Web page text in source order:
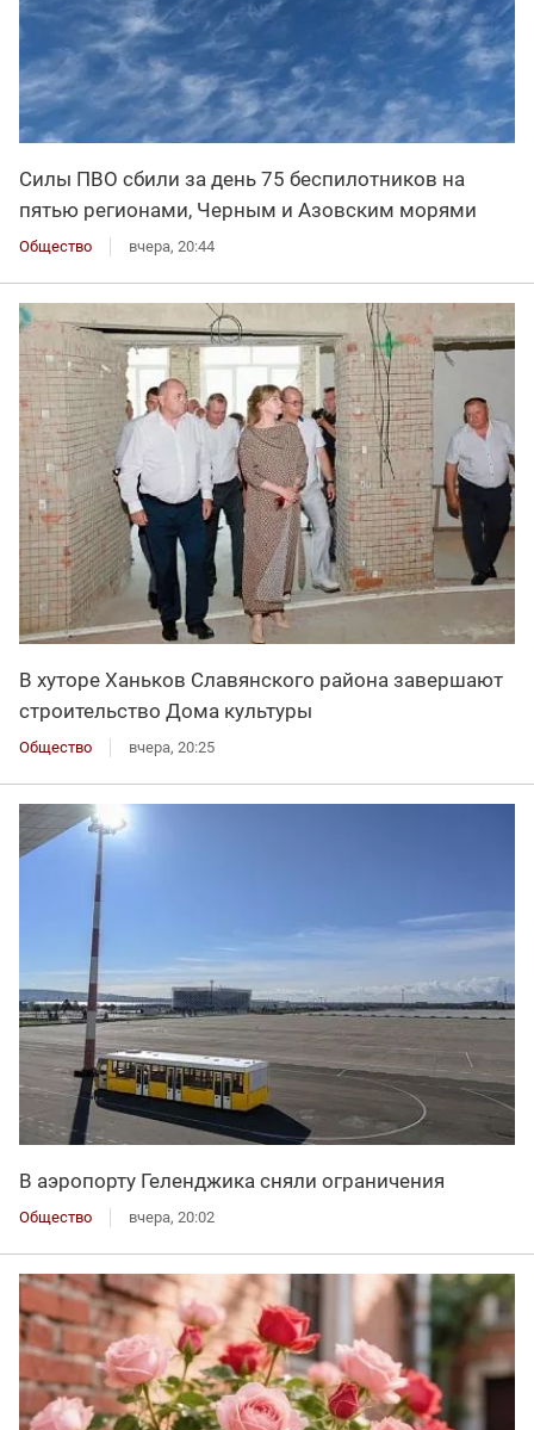
Силы ПВО сбили за день 75 беспилотников на
пятью регионами, Черным и Азовским морями
Общество вчера, 20:44
В хуторе Ханьков Славянского района завершают
строительство Дома культуры
Общество вчера, 20:25
В аэропорту Геленджика сняли ограничения
Общество вчера, 20:02